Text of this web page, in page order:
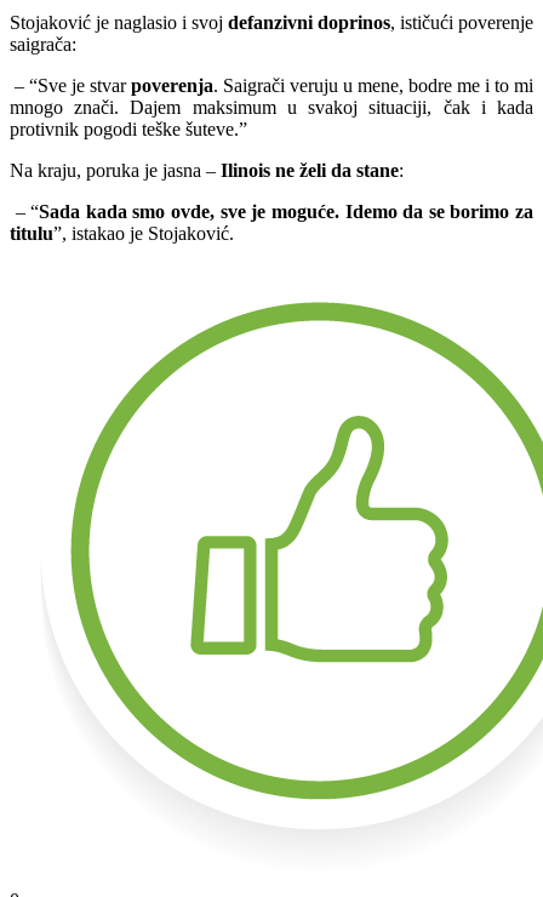
Stojaković je naglasio i svoj defanzivni doprinos, ističući poverenje
saigrača:
– “Sve je stvarpoverenja. Saigrači veruju u mene, bodre me i to mi
mnogo znači. Dajem maksimum u svakoj situaciji, čak i kada
protivnik pogodi teške šuteve.”
Na kraju, poruka je jasna – Ilinois ne želi da stane:
– “Sada kada smo ovde, sve je moguće. Idemo da se borimo za
titulu”, istakao je Stojaković.